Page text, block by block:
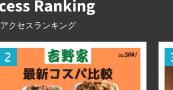
アクセスランキング